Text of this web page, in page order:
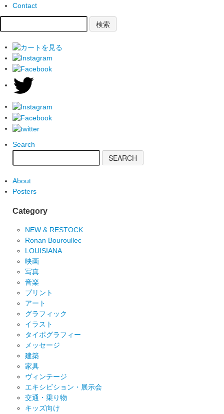
Contact
Search
About
Posters
Category
NEW & RESTOCK
Ronan Bouroullec
LOUISIANA
映画
写真
音楽
プリント
アート
グラフィック
イラスト
タイポグラフィー
メッセージ
建築
家具
ヴィンテージ
エキシビション・展示会
交通・乗り物
キッズ向け